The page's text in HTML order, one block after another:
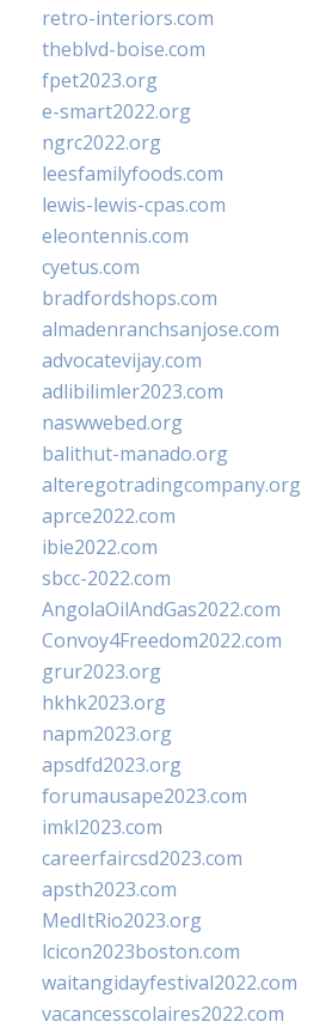
retro-interiors.com
theblvd-boise.com
fpet2023.org
e-smart2022.org
ngrc2022.org
leesfamilyfoods.com
lewis-lewis-cpas.com
eleontennis.com
cyetus.com
bradfordshops.com
almadenranchsanjose.com
advocatevijay.com
adlibilimler2023.com
naswwebed.org
balithut-manado.org
alteregotradingcompany.org
aprce2022.com
ibie2022.com
sbcc-2022.com
AngolaOilAndGas2022.com
Convoy4Freedom2022.com
grur2023.org
hkhk2023.org
napm2023.org
apsdfd2023.org
forumausape2023.com
imkl2023.com
careerfaircsd2023.com
apsth2023.com
MedItRio2023.org
lcicon2023boston.com
waitangidayfestival2022.com
vacancesscolaires2022.com